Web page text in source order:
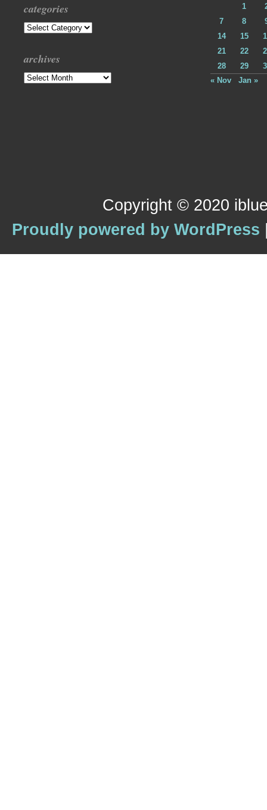
categories
Categories
archives
Archives
1
7
8
14
15
21
22
28
29
« Nov
Jan »
Copyright © 2020
Proudly powered by WordPress